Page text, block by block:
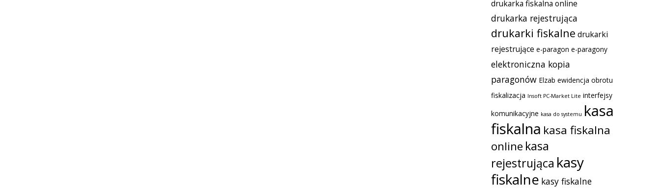
drukarka fiskalna online
drukarka rejestrująca
drukarki fiskalne drukarki
rejestrujące e-paragon e-paragony
elektroniczna kopia
paragonów Elzab ewidencja obrotu
fiskalizacja Insoft PC-Market Lite interfejsy
komunikacyjne kasa do systemu kasa
fiskalna kasa fiskalna
online kasa
rejestrująca kasy
fiskalne kasy fiskalne